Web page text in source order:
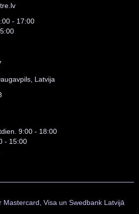
- 17:00
Latvija
9:00 - 18:00
- 15:00
Mastercard, Visa un Swedbank Latvijā